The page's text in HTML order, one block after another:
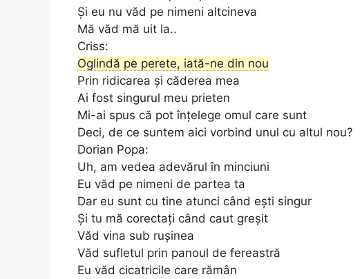
Și eu nu văd pe nimeni altcineva
Mă văd mă uit la..
Criss:
Oglindă pe perete, iată-ne din nou
Prin ridicarea și căderea mea
Ai fost singurul meu prieten
Mi-ai spus că pot înțelege omul care sunt
Deci, de ce suntem aici vorbind unul cu altul nou?
Dorian Popa:
Uh, am vedea adevărul în minciuni
Eu văd pe nimeni de partea ta
Dar eu sunt cu tine atunci când ești singur
Și tu mă corectați când caut greșit
Văd vina sub rușinea
Văd sufletul prin panoul de fereastră
Eu văd cicatricile care rămân